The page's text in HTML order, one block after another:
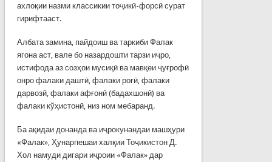
ахлоқии назми классикии тоҷикӣ-форсӣ сурат
гирифтааст.
Албата замина, пайдоиш ва таркиби Фалак
ягона аст, вале бо назардошти тарзи иҷро,
истифода аз созҳои мусиқӣ ва мавқеи ҷуғрофӣ
онро фалаки даштӣ, фалаки роғӣ, фалаки
дарвозӣ, фалаки афғонӣ (бадахшонӣ) ва
фалаки кўҳистонӣ, низ ном мебаранд.
Ба ақидаи донанда ва иҷрокунандаи машҳури
«Фалак», Ҳунарпешаи халқии Тоҷикистон Д.
Хол намуди дигари иҷроии «Фалак» дар